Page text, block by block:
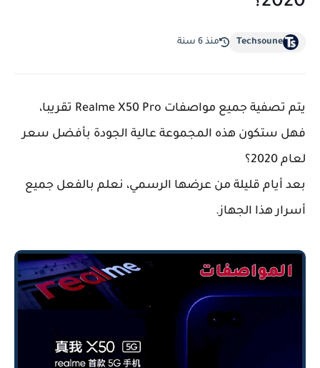
Techsoune منذ 6 سنة
يتم تصفية جميع مواصفات Realme X50 Pro تقريبا،
فهل ستكون هذه المجموعة عالية الجودة بأفضل سعر
لعام 2020؟
بعد أيام قليلة من عرضها الرسمي، نعلم بالفعل جميع
أسرار هذا الجهاز.